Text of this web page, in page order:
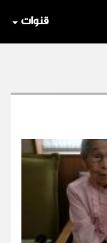
قنوات